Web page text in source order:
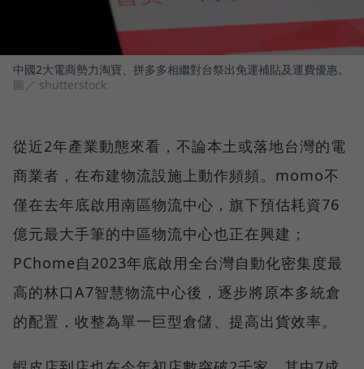
中國2大電商勢力淘寶、拼多多相繼對台祭出免運補貼及運費優惠。
圖／ shutterstock
從近2年產業動態來看，不論本土或落地台灣的電
商業者，在布建物流設施上動作頻頻。momo不
僅在去年底啟用南區物流中心，旗下預估耗資76
億元最大手筆的中區物流中心也正在興建；
PChome自2023年底啟用全台灣自動化密集度最
高的林口A7智慧物流中心後，逐步將原本多統倉
的配置，收整為單一巨型倉儲、提高出貨效率。